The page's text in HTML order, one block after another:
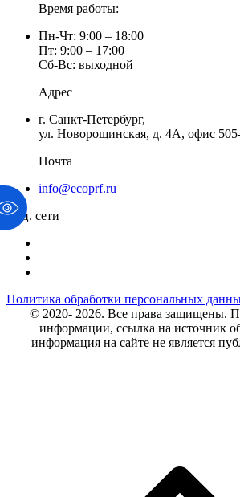
Время работы:
Пн-Чт: 9:00 – 18:00
Пт: 9:00 – 17:00
Сб-Вс: выходной
Адрес
г. Санкт-Петербург,
ул. Новорощинская, д. 4А, офис
Почта
info@ecoprf.ru
Соц. сети
Политика обработки персональных
© 2020- 2026. Bce права защищены.
информации, ссылка на источник
информация на сайте не является